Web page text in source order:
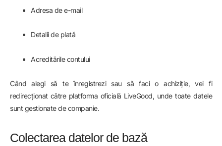
Adresa de e-mail
Detalii de plată
Acreditările contului
Când alegi să te înregistrezi sau să faci o achiziție, vei fi
redirecționat către platforma oficială LiveGood, unde toate datele
sunt gestionate de companie.
Colectarea datelor de bază